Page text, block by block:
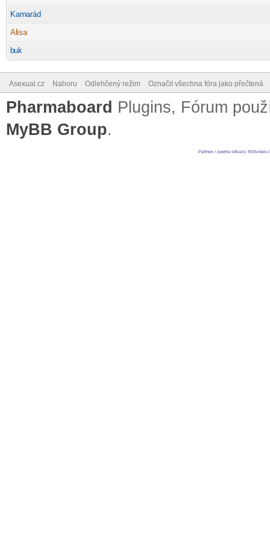
Kamarád
Alisa
buk
Asexual.cz Nahoru Odlehčený režim Označit všechna fóra jako přečtená
Pharmaboard Plugins, Fórum
MyBB Group.
Partneri / zpetne odkazy: